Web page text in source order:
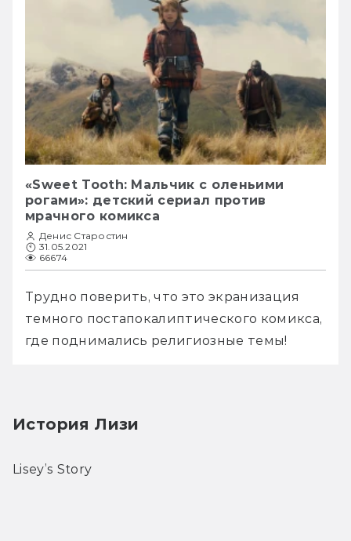
«Sweet Tooth: Мальчик с оленьими
рогами»: детский сериал против
мрачного комикса
Денис Старостин
31.05.2021
66674
Трудно поверить, что это экранизация
темного постапокалиптического комикса,
где поднимались религиозные темы!
История Лизи
Lisey’s Story